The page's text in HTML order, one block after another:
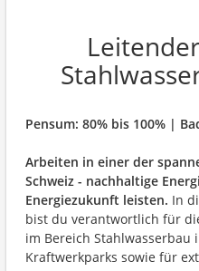
Pensum: 80% bis 100% |
Arbeiten in einer der
Schweiz - nachhaltige
Energiezukunft leisten. In
bist du verantwortlich für
im Bereich Stahlwasserbau
Kraftwerkparks sowie für